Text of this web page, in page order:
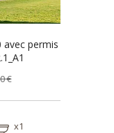
avec permis
€
x1